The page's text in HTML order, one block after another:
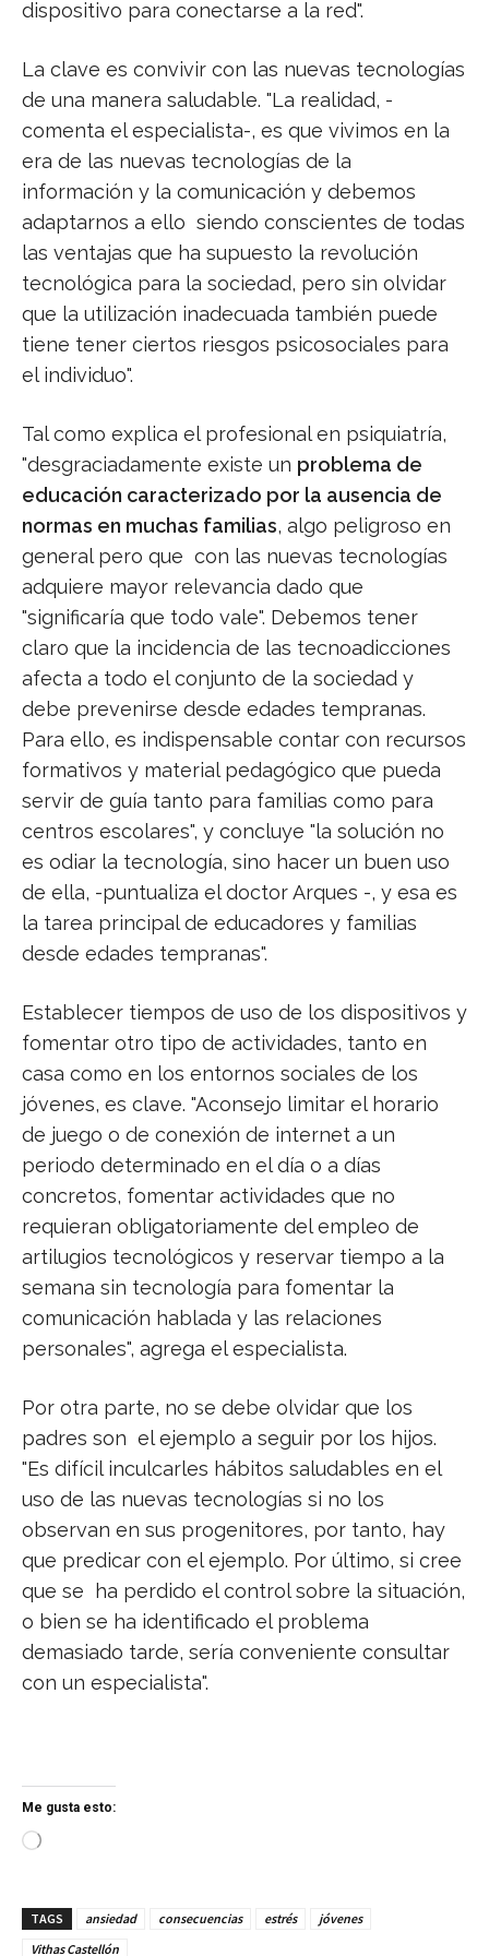
dispositivo para conectarse a la red".
La clave es convivir con las nuevas tecnologías
de una manera saludable. "La realidad, -
comenta el especialista-, es que vivimos en la
era de las nuevas tecnologías de la
información y la comunicación y debemos
adaptarnos a ello siendo conscientes de todas
las ventajas que ha supuesto la revolución
tecnológica para la sociedad, pero sin olvidar
que la utilización inadecuada también puede
tiene tener ciertos riesgos psicosociales para
el individuo".
Tal como explica el profesional en psiquiatría,
"desgraciadamente existe un problema de
educación caracterizado por la ausencia de
normas en muchas familias, algo peligroso en
general pero que con las nuevas tecnologías
adquiere mayor relevancia dado que
"significaría que todo vale". Debemos tener
claro que la incidencia de las tecnoadicciones
afecta a todo el conjunto de la sociedad y
debe prevenirse desde edades tempranas.
Para ello, es indispensable contar con recursos
formativos y material pedagógico que pueda
servir de guía tanto para familias como para
centros escolares", y concluye "la solución no
es odiar la tecnología, sino hacer un buen uso
de ella, -puntualiza el doctor Arques -, y esa es
la tarea principal de educadores y familias
desde edades tempranas".
Establecer tiempos de uso de los dispositivos y
fomentar otro tipo de actividades, tanto en
casa como en los entornos sociales de los
jóvenes, es clave. "Aconsejo limitar el horario
de juego o de conexión de internet a un
periodo determinado en el día o a días
concretos, fomentar actividades que no
requieran obligatoriamente del empleo de
artilugios tecnológicos y reservar tiempo a la
semana sin tecnología para fomentar la
comunicación hablada y las relaciones
personales", agrega el especialista.
Por otra parte, no se debe olvidar que los
padres son el ejemplo a seguir por los hijos.
"Es difícil inculcarles hábitos saludables en el
uso de las nuevas tecnologías si no los
observan en sus progenitores, por tanto, hay
que predicar con el ejemplo. Por último, si cree
que se ha perdido el control sobre la situación,
o bien se ha identificado el problema
demasiado tarde, sería conveniente consultar
con un especialista".
Me gusta esto:
C
a
n
TAGS ansiedad consecuencias estrés
jóvenes
Vithas Castellón